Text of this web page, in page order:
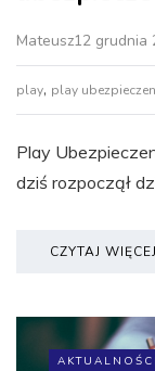
Mateusz12 grudnia
play, play
Play
dziś rozpoczął
CZYTAJ WIĘCEJ
AKTUALNOŚCI